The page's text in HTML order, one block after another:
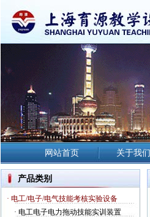
网站首页 关于我们
产品类别
· 电工/电子/电气技能考核实验设备
· 电工电子电力拖动技能实训装置